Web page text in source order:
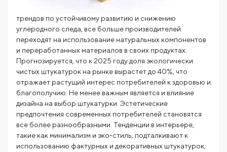
трендов по устойчивому развитию и снижению
углеродного следа, все больше производителей
переходят на использование натуральных компонентов
и переработанных материалов в своих продуктах.
Прогнозируется, что к 2025 году доля экологически
чистых штукатурок на рынке вырастет до 40%, что
отражает растущий интерес потребителей к здоровью и
благополучию. Не менее важным является и влияние
дизайна на выбор штукатурки. Эстетические
предпочтения современных потребителей становятся
все более разнообразными. Тенденции в интерьере,
такие как минимализм и эко-стиль, подталкивают к
использованию фактурных и декоративных штукатурок,